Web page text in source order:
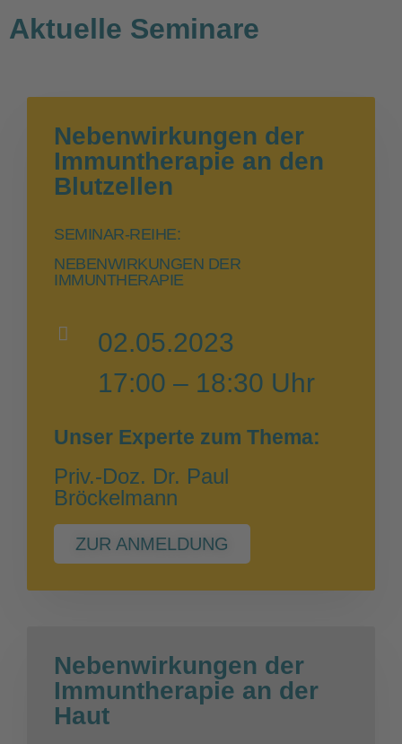
Aktuelle Seminare
Nebenwirkungen der
Immuntherapie an den
Blutzellen
SEMINAR-REIHE:
NEBENWIRKUNGEN DER
IMMUNTHERAPIE
02.05.2023
17:00 – 18:30 Uhr
Unser Experte zum Thema:
Priv.-Doz. Dr. Paul
Bröckelmann
ZUR ANMELDUNG
Nebenwirkungen der
Immuntherapie an der
Haut